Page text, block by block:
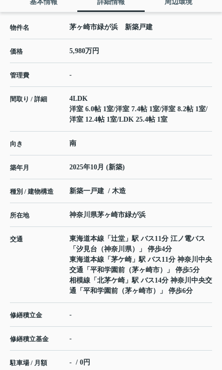
基本情報 詳細情報 周辺環境
物件名 茅ヶ崎市緑が浜 新築戸建
価格 5,980万円
管理費 -
間取り / 詳細
4LDK
洋室 6.0帖 1室/洋室 7.4帖 1室/洋室 8.2帖 1室/
洋室 12.4帖 1室/LDK 25.4帖 1室
向き 南
築年月 2025年10月 (新築)
種別 / 建物構造 新築一戸建 / 木造
所在地 神奈川県茅ヶ崎市緑が浜
交通 東海道本線 「 辻堂 」駅 バス11分 江ノ電バス
「汐見台（神奈川県）」 停歩4分
東海道本線 「 茅ケ崎 」駅 バス11分 神奈川中央
交通「平和学園前（茅ヶ崎市）」 停歩5分
相模線 「 北茅ケ崎 」駅 バス14分 神奈川中央交
通「平和学園前（茅ヶ崎市）」 停歩6分
修繕積立金 -
修繕積立基金 -
駐車場 / 月額 - / 0円